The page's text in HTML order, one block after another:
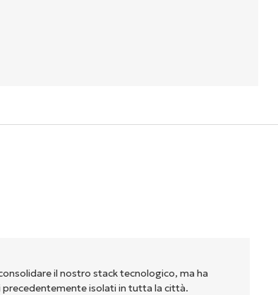
il nostro stack tecnologico, ma ha
isolati in tutta la città.